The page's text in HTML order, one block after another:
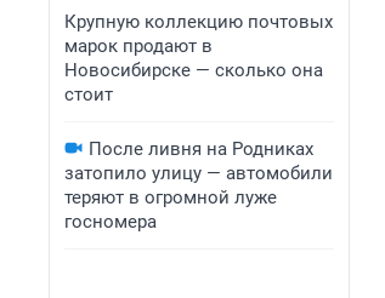
Крупную коллекцию почтовых
марок продают в
Новосибирске — сколько она
стоит
После ливня на Родниках
затопило улицу — автомобили
теряют в огромной луже
госномера